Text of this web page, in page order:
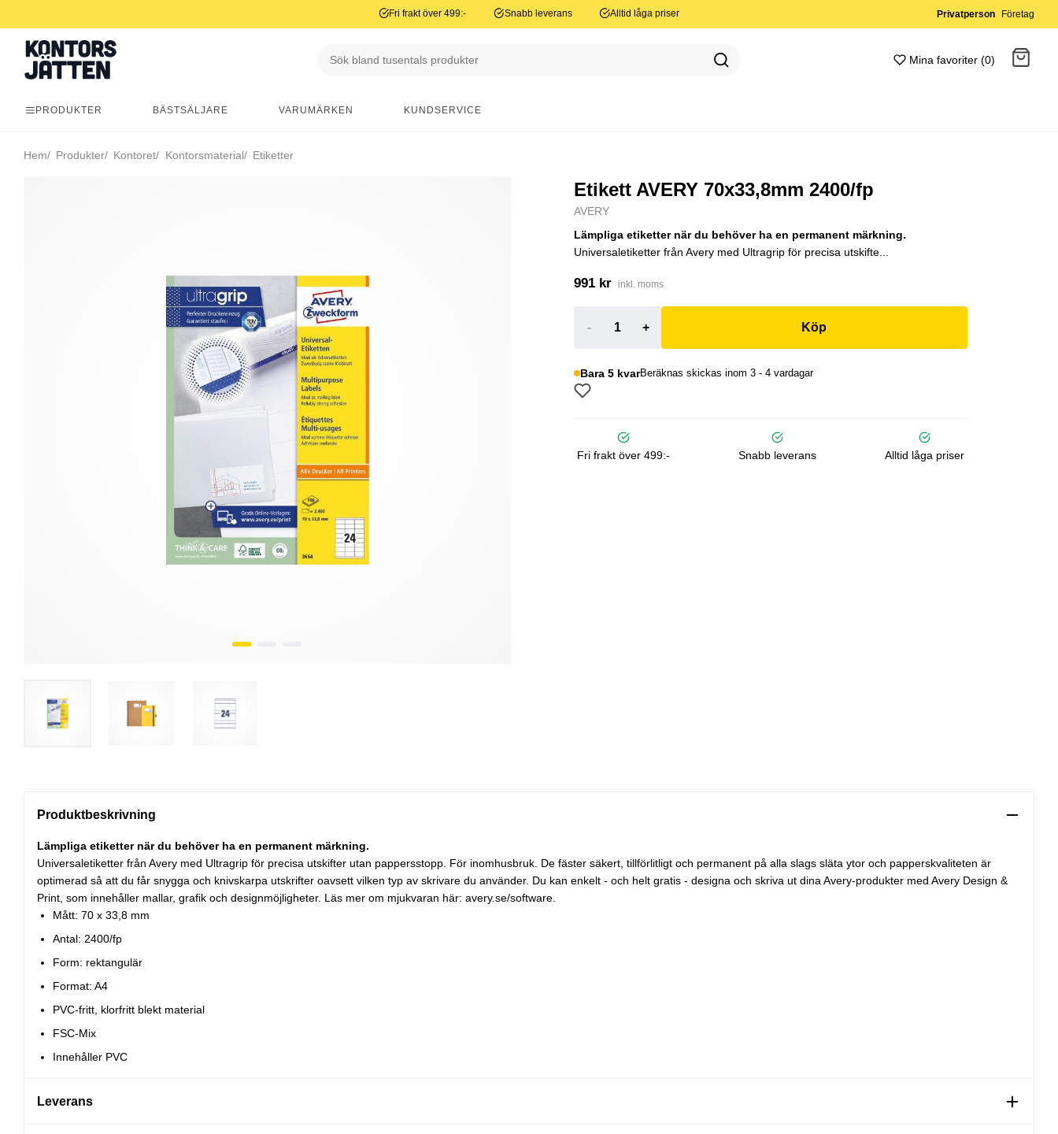
Fri frakt över 499:- Snabb leverans Alltid låga priser Privatperson Företag
Mina favoriter (0)
PRODUKTER BÄSTSÄLJARE VARUMÄRKEN KUNDSERVICE
Hem Produkter Kontoret Kontorsmaterial Etiketter
Etikett AVERY 70x33,8mm 2400/fp
AVERY
Lämpliga etiketter när du behöver ha en permanent märkning.
Universaletiketter från Avery med Ultragrip för precisa utskifte...
991 kr inkl. moms
- + Köp
Bara 5 kvarBeräknas skickas inom 3 - 4 vardagar
Fri frakt över 499:- Snabb leverans Alltid låga priser
Produktbeskrivning
Lämpliga etiketter när du behöver ha en permanent märkning.
Universaletiketter från Avery med Ultragrip för precisa utskifter utan pappersstopp. För inomhusbruk. De fäster säkert, tillförlitligt och permanent på alla slags släta ytor och papperskvaliteten är
optimerad så att du får snygga och knivskarpa utskrifter oavsett vilken typ av skrivare du använder. Du kan enkelt - och helt gratis - designa och skriva ut dina Avery-produkter med Avery Design &
Print, som innehåller mallar, grafik och designmöjligheter. Läs mer om mjukvaran här: avery.se/software.
Mått: 70 x 33,8 mm
Antal: 2400/fp
Form: rektangulär
Format: A4
PVC-fritt, klorfritt blekt material
FSC-Mix
Innehåller PVC
Leverans